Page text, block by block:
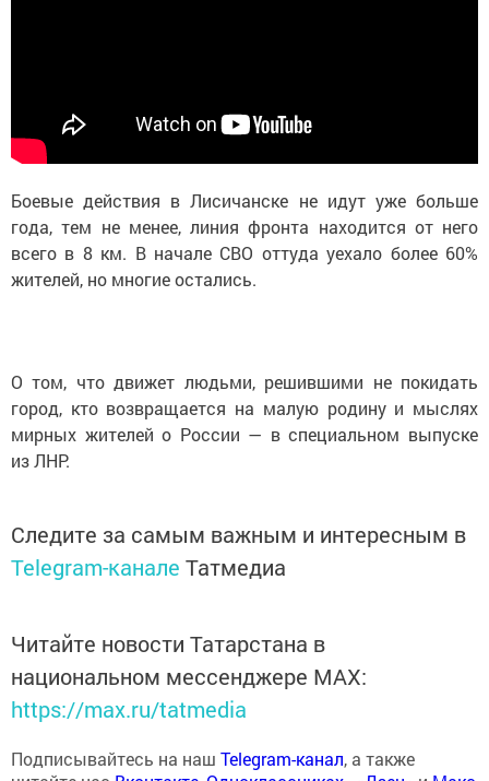
Боевые действия в Лисичанске не идут уже больше
года, тем не менее, линия фронта находится от него
всего в 8 км. В начале СВО оттуда уехало более 60%
жителей, но многие остались.
О том, что движет людьми, решившими не покидать
город, кто возвращается на малую родину и мыслях
мирных жителей о России — в специальном выпуске
из ЛНР.
Следите за самым важным и интересным в
Telegram-канале Татмедиа
Читайте новости Татарстана в
национальном мессенджере MАХ:
https://max.ru/tatmedia
Подписывайтесь на наш Telegram-канал, а также